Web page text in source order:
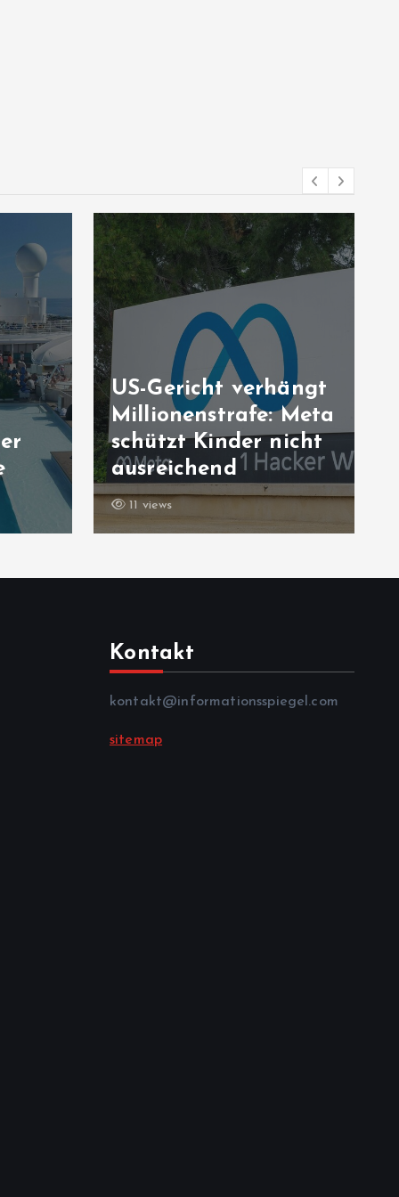
US-Gericht verhängt
Millionenstrafe: Meta
schützt Kinder nicht
ausreichend
11 views
Kontakt
kontakt@informationsspiegel.com
sitemap